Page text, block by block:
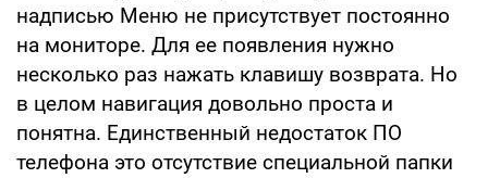
надписью Меню не присутствует постоянно
на мониторе. Для ее появления нужно
несколько раз нажать клавишу возврата. Но
в целом навигация довольно проста и
понятна. Единственный недостаток ПО
телефона это отсутствие специальной папки